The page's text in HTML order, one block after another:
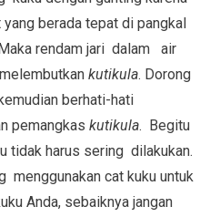
berada tepat di pangkal
rendam jari dalam air
kutikula. Dorong
berhati-hati
pemangkas kutikula. Begitu
harus sering dilakukan.
menggunakan cat kuku untuk
Anda, sebaiknya jangan